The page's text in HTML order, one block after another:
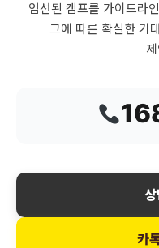
엄선된 캠프를 가이드라
그에 따른 확실한 기
카